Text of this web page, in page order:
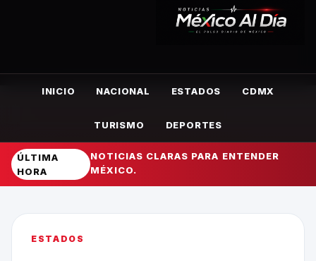
INICIO NACIONAL ESTADOS CDMX
TURISMO DEPORTES
ÚLTIMA
HORA
NOTICIAS CLARAS PARA ENTENDER
MÉXICO.
ESTADOS